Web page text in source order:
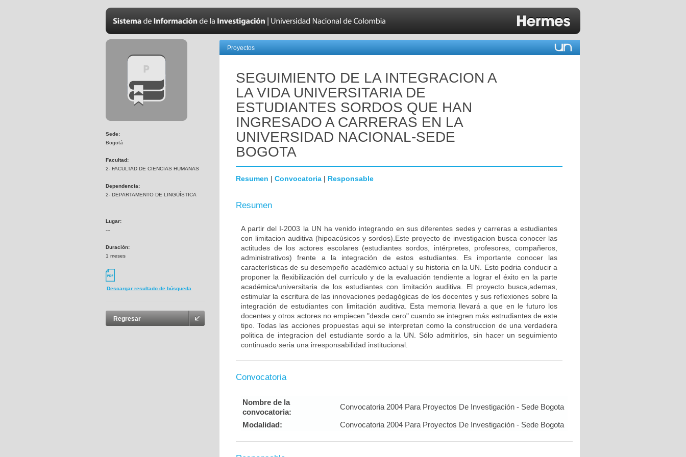
Sede:
Bogotá
Facultad:
2- FACULTAD DE CIENCIAS HUMANAS
Dependencia:
2- DEPARTAMENTO DE LINGÜÍSTICA
Lugar:
---
Duración:
1 meses
Descargar resultado de búsqueda
Regresar
Proyectos
SEGUIMIENTO DE LA INTEGRACION A
LA VIDA UNIVERSITARIA DE
ESTUDIANTES SORDOS QUE HAN
INGRESADO A CARRERAS EN LA
UNIVERSIDAD NACIONAL-SEDE
BOGOTA
Resumen | Convocatoria | Responsable
Resumen
A partir del I-2003 la UN ha venido integrando en sus diferentes sedes y carreras a estudiantes
con limitacion auditiva (hipoacúsicos y sordos).Este proyecto de investigacion busca conocer las
actitudes de los actores escolares (estudiantes sordos, intérpretes, profesores, compañeros,
administrativos) frente a la integración de estos estudiantes. Es importante conocer las
características de su desempeño académico actual y su historia en la UN. Esto podria conducir a
proponer la flexibilización del currículo y de la evaluación tendiente a lograr el éxito en la parte
académica/universitaria de los estudiantes con limitación auditiva. El proyecto busca,ademas,
estimular la escritura de las innovaciones pedagógicas de los docentes y sus reflexiones sobre la
integración de estudiantes con limitación auditiva. Esta memoria llevará a que en le futuro los
docentes y otros actores no empiecen "desde cero" cuando se integren más estrudiantes de este
tipo. Todas las acciones propuestas aqui se interpretan como la construccion de una verdadera
politica de integracion del estudiante sordo a la UN. Sólo admitirlos, sin hacer un seguimiento
continuado seria una irresponsabilidad institucional.
Convocatoria
Nombre de la
convocatoria:
Convocatoria 2004 Para Proyectos De Investigación - Sede Bogota
Modalidad: Convocatoria 2004 Para Proyectos De Investigación - Sede Bogota